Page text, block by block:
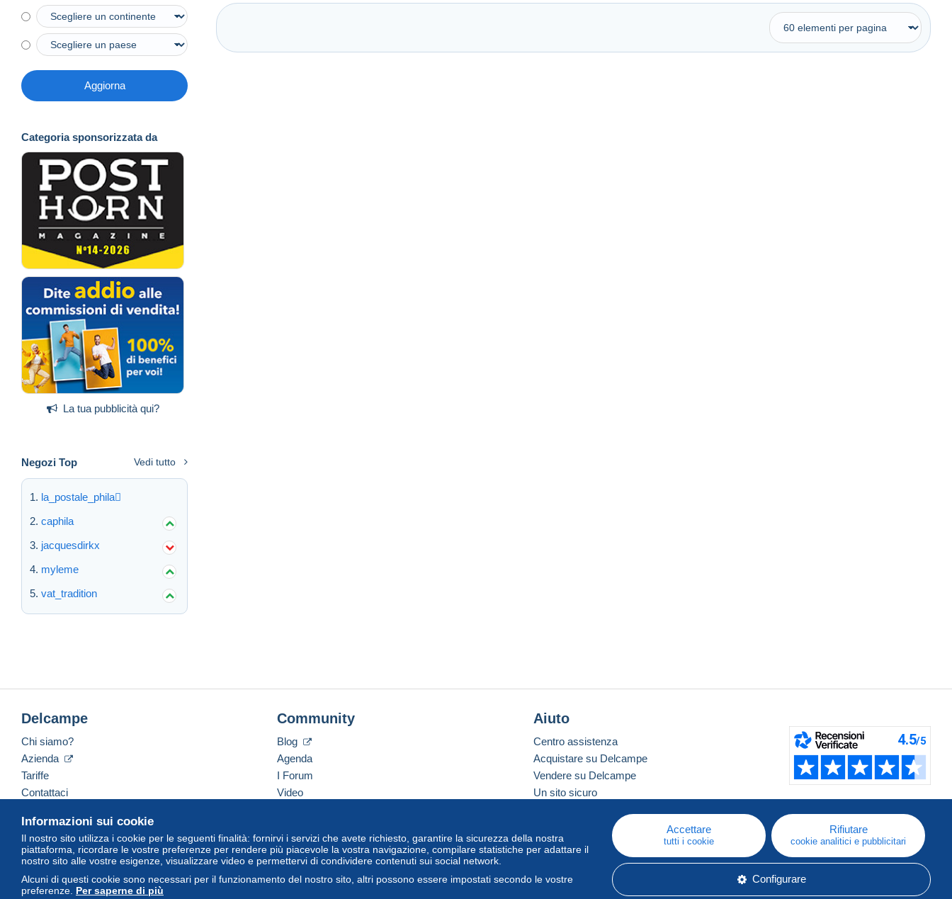
Aggiorna
Categoria sponsorizzata da
La tua pubblicità qui?
Negozi Top Vedi tutto
la_postale_phila
caphila
jacquesdirkx
myleme
vat_tradition
Informazioni sui cookie
Il nostro sito utilizza i cookie per le seguenti finalità: fornirvi i servizi che avete richiesto, garantire la sicurezza della nostra
piattaforma, ricordare le vostre preferenze per rendere più piacevole la vostra navigazione, compilare statistiche per adattare il
nostro sito alle vostre esigenze, visualizzare video e permettervi di condividere contenuti sui social network.
Alcuni di questi cookie sono necessari per il funzionamento del nostro sito, altri possono essere impostati secondo le vostre
preferenze. Per saperne di più
Accettare
tutti i cookie
Rifiutare
cookie analitici e pubblicitari
Configurare
Delcampe
Chi siamo?
Azienda
Tariffe
Contattaci
Community
Blog
Agenda
I Forum
Video
Aiuto
Centro assistenza
Acquistare su Delcampe
Vendere su Delcampe
Un sito sicuro
Italiano USD America/Indiana/Vevay Versione standard
© Delcampe International Srl. Tutti i diritti riservati.